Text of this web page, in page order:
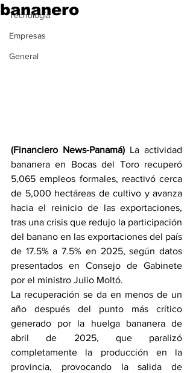
Tecnología
Empresas
General
bananero
(Financiero News-Panamá) La actividad
bananera en Bocas del Toro recuperó
5,065 empleos formales, reactivó cerca
de 5,000 hectáreas de cultivo y avanza
hacia el reinicio de las exportaciones,
tras una crisis que redujo la participación
del banano en las exportaciones del país
de 17.5% a 7.5% en 2025, según datos
presentados en Consejo de Gabinete
por el ministro Julio Moltó.
La recuperación se da en menos de un
año después del punto más crítico
generado por la huelga bananera de
abril de 2025, que paralizó
completamente la producción en la
provincia, provocando la salida de